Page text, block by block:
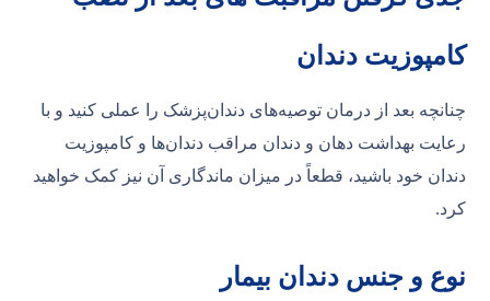
کامپوزیت دندان
چنانچه بعد از درمان توصیه‌های دندان‌پزشک را عملی کنید و با
رعایت بهداشت دهان و دندان مراقب دندان‌ها و کامپوزیت
دندان خود باشید، قطعاً در میزان ماندگاری آن نیز کمک خواهید
کرد.
نوع و جنس دندان بیمار